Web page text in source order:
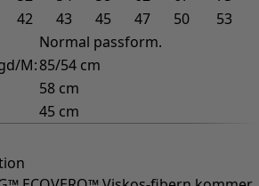
42 43 45 47 50
53
Normal passform.
M:85/54 cm
58 cm
45 cm